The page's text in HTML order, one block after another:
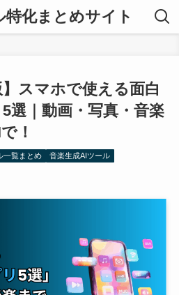
化まとめサイト
】スマホで使える面白
選｜動画・写真・音楽
！
一覧まとめ 音楽生成AIツール